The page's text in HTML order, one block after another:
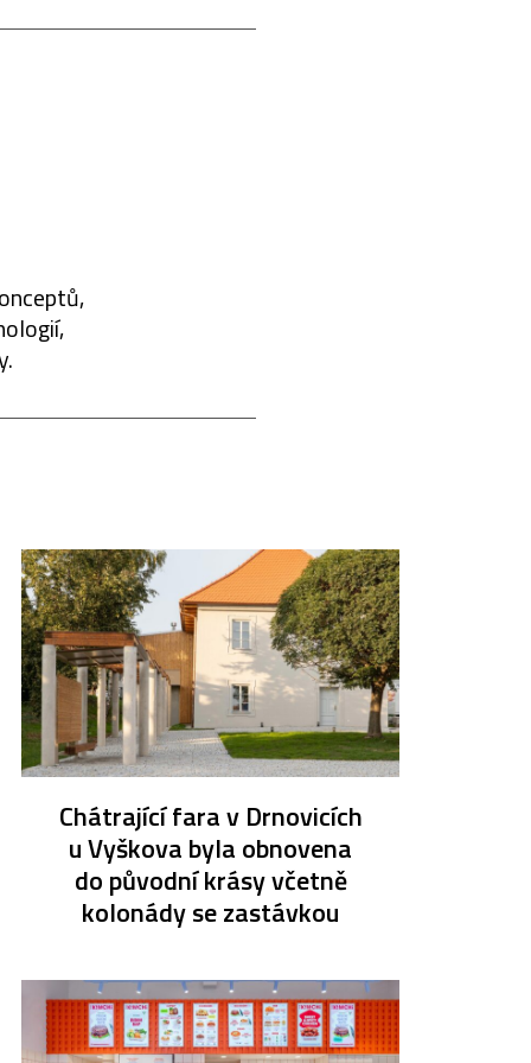
Chátrající fara v Drnovicích
u Vyškova byla obnovena
do původní krásy včetně
kolonády se zastávkou